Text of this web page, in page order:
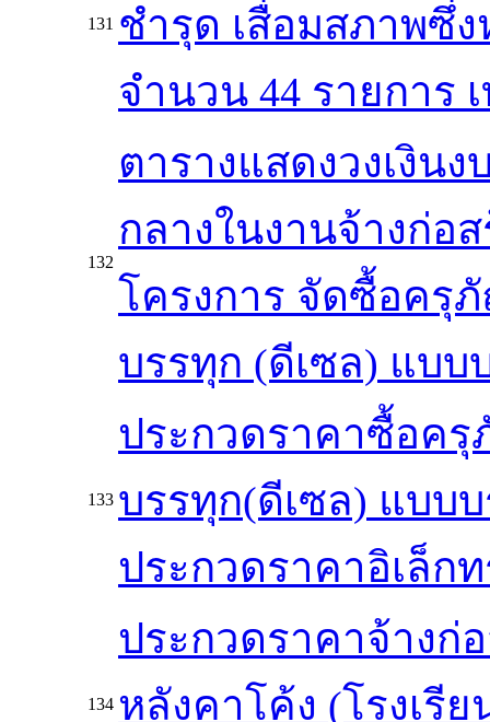
131 ชำรุด เสื่อมสภาพซึ่
จำนวน 44 รายการ
132
ตารางแสดงวงเงิน
กลางในงานจ้างก่อ
โครงการ จัดซื้อครุ
บรรทุก (ดีเซล) แบ
133
ประกวดราคาซื้อค
บรรทุก(ดีเซล) แบบ
ประกวดราคาอิเล็ก
134
ประกวดราคาจ้างก่
หลังคาโค้ง (โรงเรี